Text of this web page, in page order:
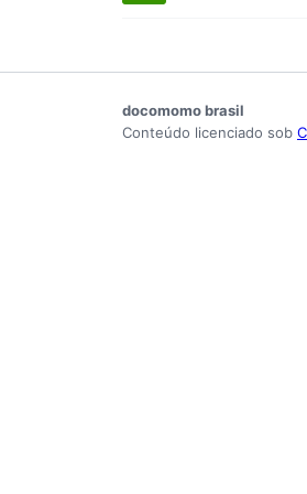
docomomo brasil
Conteúdo licenciado sob